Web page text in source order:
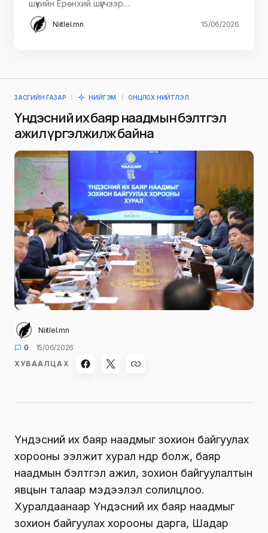
шүүхийн Ерөнхий шүүгчээр…
Niitlel.mn 15/06/2026
ЗАСГИЙН ГАЗАР НИЙГЭМ ОНЦЛОХ НИЙТЛЭЛ
Үндэсний их баяр наадмын бэлтгэл
ажил үргэлжилж байна
Niitlel.mn
0
15/06/2026
ХУВААЛЦАХ
Үндэсний их баяр наадмыг зохион байгуулах
хорооны ээлжит хурал өнөөдөр болж, баяр
наадмын бэлтгэл ажил, зохион байгуулалтын
явцын талаар мэдээлэл солилцлоо.
Хуралдаанаар Үндэсний их баяр наадмыг
зохион байгуулах хорооны дарга, Шадар